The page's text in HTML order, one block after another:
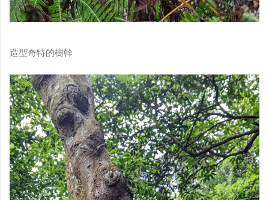
造型奇特的樹幹